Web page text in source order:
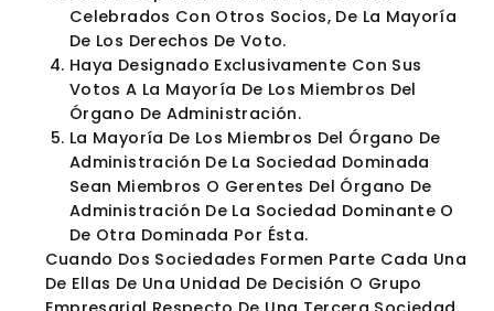
Partícipe De La Otra Y Se Encuentra En
Con Ésta En Alguna De Las Siguientes
Situaciones:
Posea La Mayoría De Los Derechos De Voto.
Tenga La Facultad De Nombrar O Destituir
Mayoría De Los Miembros Del Órgano
Administración.
Pueda Disponer, En Virtud De Acuerdos
Celebrados Con Otros Socios, De La
De Los Derechos De Voto.
Haya Designado Exclusivamente Con Sus